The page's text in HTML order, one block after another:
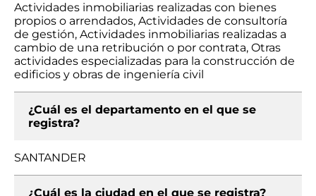
Actividades inmobiliarias realizadas con bienes
propios o arrendados, Actividades de consultoría
de gestión, Actividades inmobiliarias realizadas a
cambio de una retribución o por contrata, Otras
actividades especializadas para la construcción de
edificios y obras de ingeniería civil
¿Cuál es el departamento en el que se
registra?
SANTANDER
¿Cuál es la ciudad en el que se registra?